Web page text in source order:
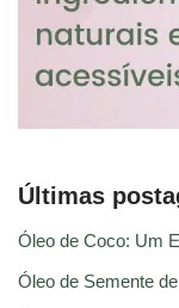
Últimas
Óleo de Coco: Um
Óleo de Semente